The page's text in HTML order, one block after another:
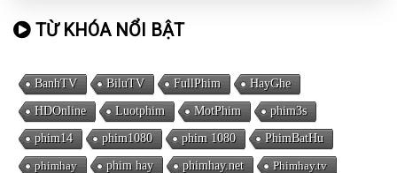
TỪ KHÓA NỔI BẬT
BanhTV BiluTV FullPhim HayGhe
HDOnline Luotphim MotPhim phim3s
phim14 phim1080 phim 1080 PhimBatHu
phimhay phim hay phimhay.net Phimhay.tv